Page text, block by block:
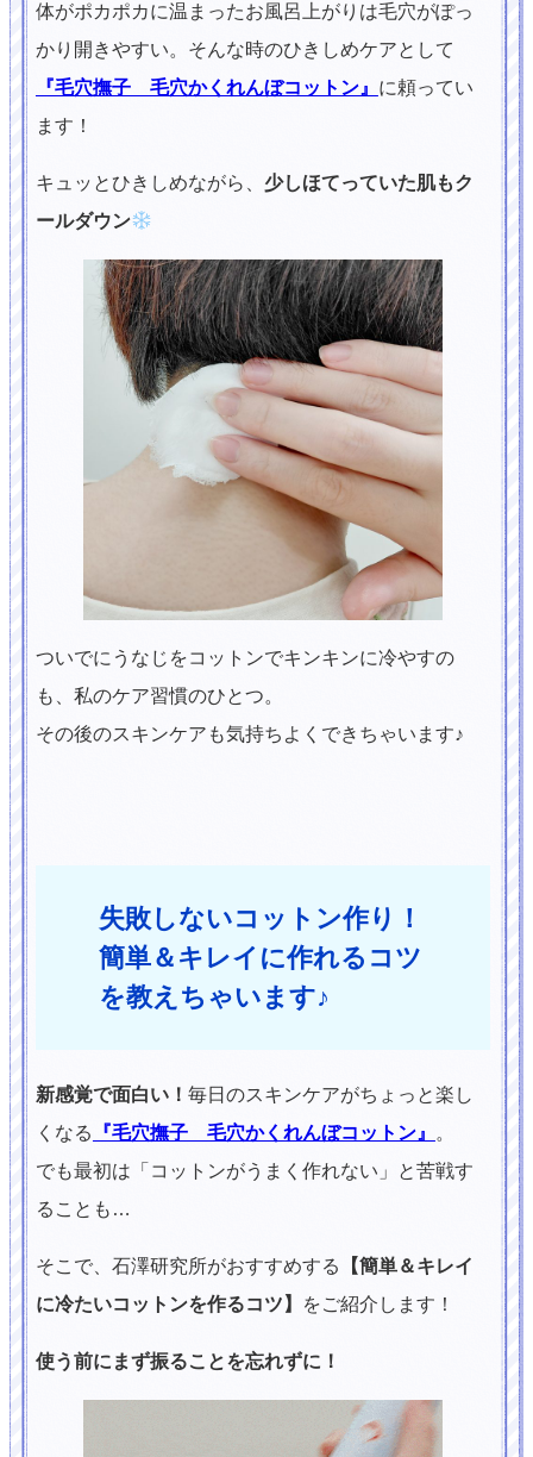
体がポカポカに温まったお風呂上がりは毛穴がぽっ
かり開きやすい。そんな時のひきしめケアとして
『毛穴撫子 毛穴かくれんぼコットン』 に頼ってい
ます！
キュッとひきしめながら、 少しほてっていた肌もク
ールダウン
ついでにうなじをコットンでキンキンに冷やすの
も、私のケア習慣のひとつ。
その後のスキンケアも気持ちよくできちゃいます♪
失敗しないコットン作り！
簡単＆キレイに作れるコツ
を教えちゃいます♪
新感覚で面白い！ 毎日のスキンケアがちょっと楽し
くなる
『毛穴撫子 毛穴かくれんぼコットン』
。
でも最初は「コットンがうまく作れない」と苦戦す
ることも…
そこで、石澤研究所がおすすめする
【簡単＆キレイ
に冷たいコットンを作るコツ】
をご紹介します！
使う前にまず振ることを忘れずに！